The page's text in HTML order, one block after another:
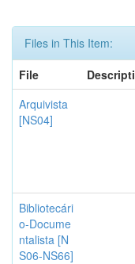
Files in This Item:
File
Arquivista
[NS04]
Bibliotecári
o-Docume
ntalista [N
S06-NS66]